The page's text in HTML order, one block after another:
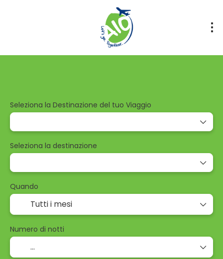
Seleziona la Destinazione del tuo Viaggio
Seleziona la destinazione
Quando
Numero di notti